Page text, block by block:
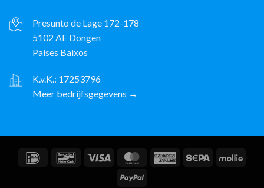
Presunto de Lage 172-178
5102 AE Dongen
Países Baixos
K.v.K.: 17253796
Meer bedrijfsgegevens →
IDeal
Contacto Visto MasterCardAmerican Sepa Mollie
PayPal